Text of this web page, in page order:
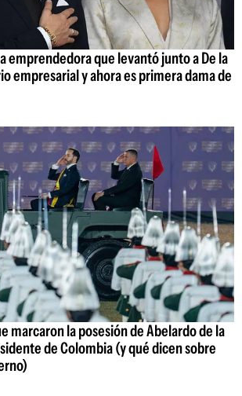
emprendedora que levantó junto a De la
empresarial y ahora es primera dama de
marcaron la posesión de Abelardo de la
de Colombia (y qué dicen sobre